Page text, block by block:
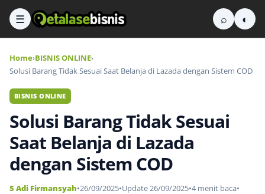
☰ ⌕ ◐
Home›BISNIS ONLINE›
Solusi Barang Tidak Sesuai Saat Belanja di Lazada dengan Sistem COD
BISNIS ONLINE
Solusi Barang Tidak Sesuai
Saat Belanja di Lazada
dengan Sistem COD
S Adi Firmansyah•26/09/2025•Update 26/09/2025•4 menit baca•